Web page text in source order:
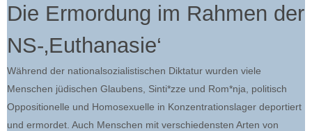
Die Ermordung im Rahmen der
NS-‚Euthanasie‘
Während der nationalsozialistischen Diktatur wurden viele
Menschen jüdischen Glaubens, Sinti*zze und Rom*nja, politisch
Oppositionelle und Homosexuelle in Konzentrationslager deportiert
und ermordet. Auch Menschen mit verschiedensten Arten von